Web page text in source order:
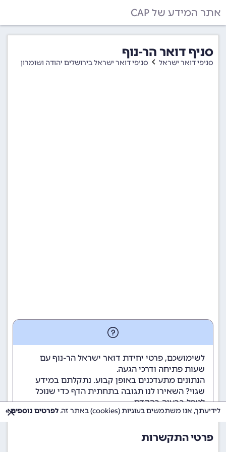
אתר המידע של CAP
סניף דואר הר-נוף
סניפי דואר ישראל סניפי דואר ישראל בירושלים יהודה ושומרון
לשימושכם, פרטי יחידת דואר ישראל הר-נוף עם
שעות פתיחה ודרכי הגעה.
הנתונים מתעדכנים באופן קבוע. נתקלתם במידע
שגוי? השאירו לנו תגובה בתחתית הדף כדי שנוכל
לטפל בבעיה בהקדם.
פרטי התקשרות
לידיעתך, אנו משתמשים בעוגיות (cookies) באתר זה. לפרטים נוספים »